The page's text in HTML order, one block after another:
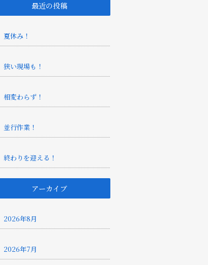
最近の投稿
夏休み！
狭い現場も！
相変わらず！
並行作業！
終わりを迎える！
アーカイブ
2026年8月
2026年7月